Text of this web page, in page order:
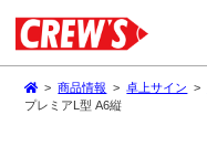
>商品情報 >卓上サイン >
プレミアL型 A6縦